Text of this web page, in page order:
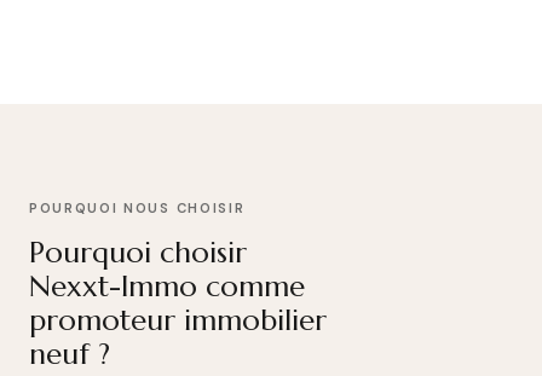
POURQUOI NOUS CHOISIR
Pourquoi choisir
Nexxt-Immo comme
promoteur immobilier
neuf ?